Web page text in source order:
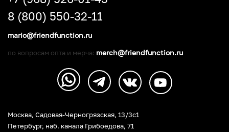
Москва, Садовая-Черногрязская, 13/3c1
Петербург, наб. канала Грибоедова, 71
8 (800) 550-32-11
mario@friendfunction.ru
по вопросам опта и мерча: merch@friendfunction.ru